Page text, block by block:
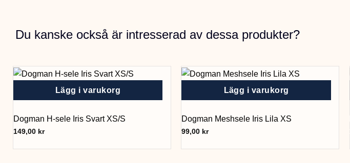
Du kanske också är intresserad av dessa produkter?
Lägg i varukorg
Dogman H-sele Iris Svart XS/S
149,00 kr
Lägg i varukorg
Dogman Meshsele Iris Lila XS
99,00 kr